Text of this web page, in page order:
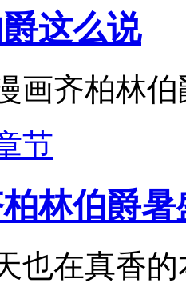
这么说
画齐柏林
节
林伯爵暑
也在真香